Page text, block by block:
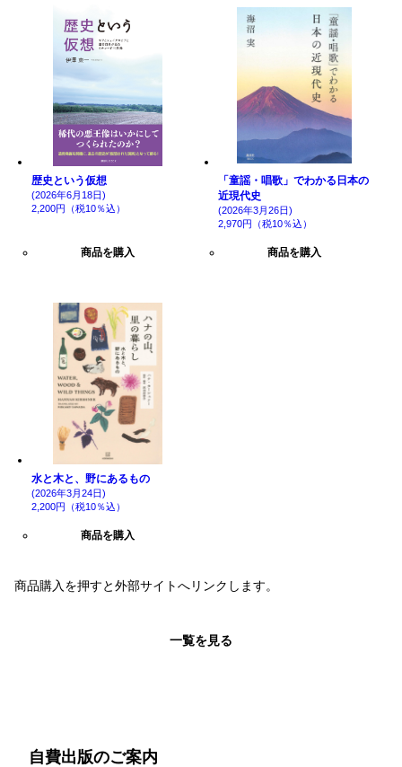
歴史という仮想
(2026年6月18日)
2,200円（税10％込）
商品を購入
「童謡・唱歌」でわかる日本の
近現代史
(2026年3月26日)
2,970円（税10％込）
商品を購入
水と木と、野にあるもの
(2026年3月24日)
2,200円（税10％込）
商品を購入
商品購入を押すと外部サイトへリンクします。
一覧を見る
自費出版のご案内